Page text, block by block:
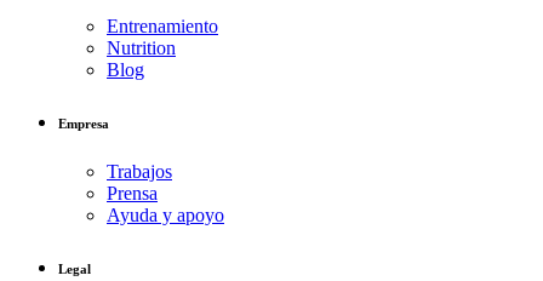
Entrenamiento
Nutrition
Blog
Empresa
Trabajos
Prensa
Ayuda y apoyo
Legal